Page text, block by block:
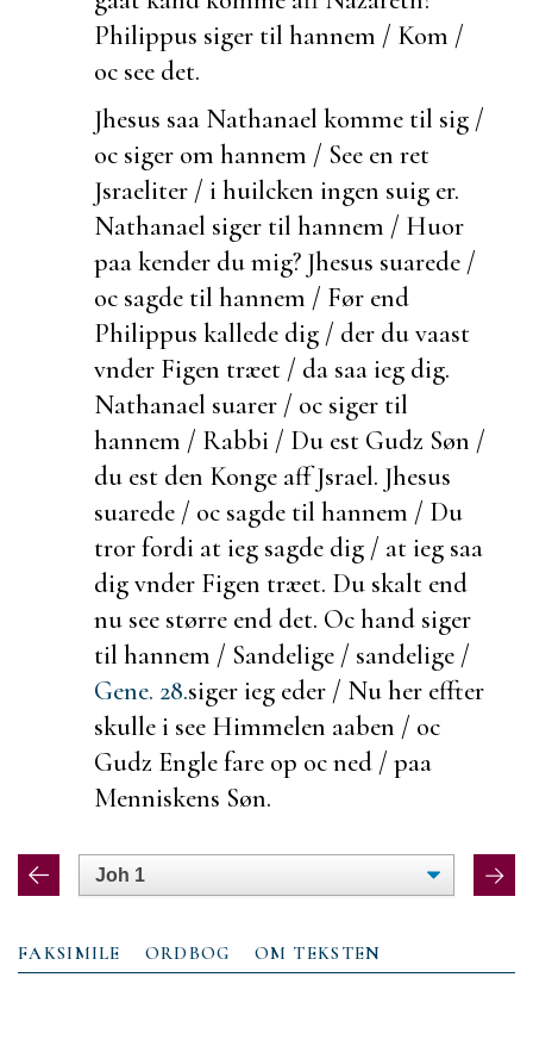
Philippus siger til hannem / Kom /
oc see det.
Jhesus saa Nathanael komme til sig /
oc siger om hannem / See en ret
Jsraeliter / i huilcken ingen suig er.
Nathanael siger til hannem / Huor
paa kender du mig? Jhesus suarede /
oc sagde til hannem / Før end
Philippus kallede dig / der duvaast
vnder Figen træet / da saa ieg dig.
Nathanael suarer / oc siger til
hannem / Rabbi / Du est Gudz Søn /
du est den Konge aff Jsrael. Jhesus
suarede / oc sagde til hannem / Du
tror fordi at ieg sagde dig / at ieg saa
dig vnder Figen træet. Du skalt end
nu see større end det. Oc hand siger
til hannem / Sandelige / sandelige /
Gene. 28.siger ieg eder / Nu her effter
skulle i see Himmelen aaben / oc
Gudz Englefare op oc ned / paa
Menniskens Søn.
FAKSIMILE ORDBOG OM TEKSTEN